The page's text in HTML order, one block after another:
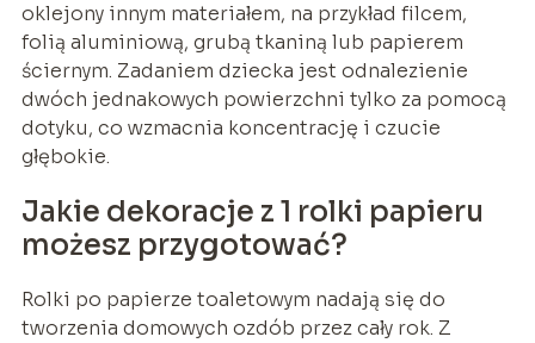
oklejony innym materiałem, na przykład filcem,
folią aluminiową, grubą tkaniną lub papierem
ściernym. Zadaniem dziecka jest odnalezienie
dwóch jednakowych powierzchni tylko za pomocą
dotyku, co wzmacnia koncentrację i czucie
głębokie.
Jakie dekoracje z 1 rolki papieru
możesz przygotować?
Rolki po papierze toaletowym nadają się do
tworzenia domowych ozdób przez cały rok. Z